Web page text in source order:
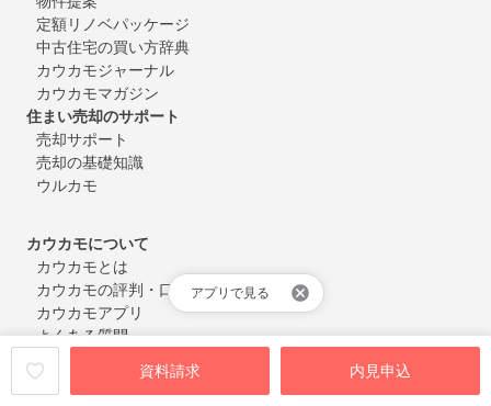
資料請求 内見申込
アプリで見る
定額リノベパッケージ
中古住宅の買い方辞典
カウカモジャーナル
カウカモマガジン
住まい売却のサポート
売却サポート
売却の基礎知識
ウルカモ
カウカモについて
カウカモとは
カウカモの評判・口コミ
カウカモアプリ
よくある質問
会員登録・ログイン